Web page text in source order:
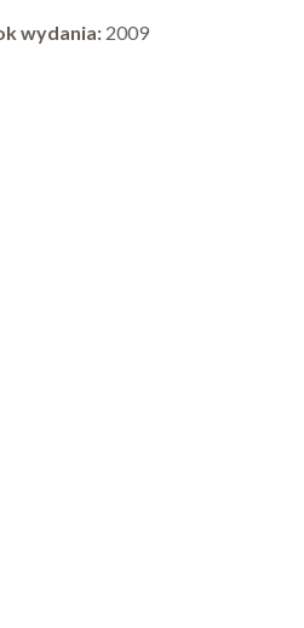
wydania: 2009